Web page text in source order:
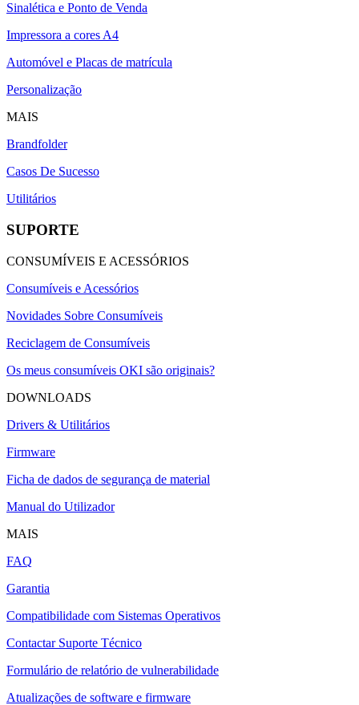
Sinalética e Ponto de Venda
Impressora a cores A4
Automóvel e Placas de matrícula
Personalização
MAIS
Brandfolder
Casos De Sucesso
Utilitários
SUPORTE
CONSUMÍVEIS E ACESSÓRIOS
Consumíveis e Acessórios
Novidades Sobre Consumíveis
Reciclagem de Consumíveis
Os meus consumíveis OKI são originais?
DOWNLOADS
Drivers & Utilitários
Firmware
Ficha de dados de segurança de material
Manual do Utilizador
MAIS
FAQ
Garantia
Compatibilidade com Sistemas Operativos
Contactar Suporte Técnico
Formulário de relatório de vulnerabilidade
Atualizações de software e firmware